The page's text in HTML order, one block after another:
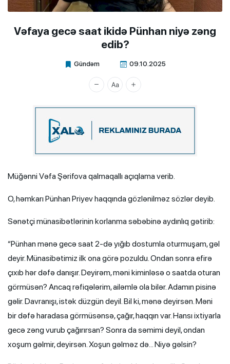
Vəfaya gecə saat ikidə Pünhan niyə zəng
edib?
Gündəm 09.10.2025
Xalq.Online
Müğənni Vəfa Şərifova qalmaqallı açıqlama verib.
O, həmkarı Pünhan Priyev haqqında gözlənilməz sözlər deyib.
Sənətçi münasibətlərinin korlanma səbəbinə aydınlıq gətirib:
“Pünhan mənə gecə saat 2-də yığıb dostumla oturmuşam, gəl
deyir. Münasibətimiz ilk ona görə pozuldu. Ondan sonra efirə
çıxıb hər dəfə danışır. Deyirəm, məni kiminləsə o saatda oturan
görmüsən? Ancaq rəfiqələrim, ailəmlə ola bilər. Adamın pisinə
gəlir. Davranışı, istək düzgün deyil. Bil ki, mənə deyirsən. Məni
bir dəfə haradasa görmüsənsə, çağır, haqqın var. Hansı ixtiyarla
gecə zəng vurub çağırırsan? Sonra da səmimi deyil, ondan
xoşum gəlmir, deyirsən. Xoşun gəlməz də… Niyə gəlsin?